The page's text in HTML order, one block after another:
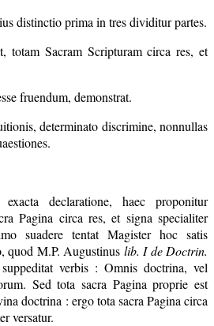
distinctio prima in tres dividitur partes.
totam Sacram Scripturam circa res, et
fruendum, demonstrat.
determinato discrimine, nonnullas
declaratione, haec proponitur
Pagina circa res, et signa specialiter
suadere tentat Magister hoc satis
quod M.P. Augustinus lib. I de Doctrin.
verbis : Omnis doctrina, vel
Sed tota sacra Pagina proprie est
doctrina : ergo tota sacra Pagina circa
versatur.